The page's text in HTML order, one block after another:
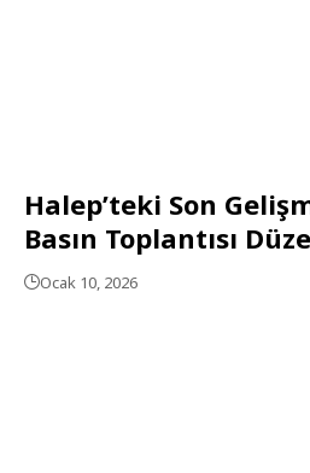
Halep’teki Son
Basın Toplantısı
Ocak 10, 2026